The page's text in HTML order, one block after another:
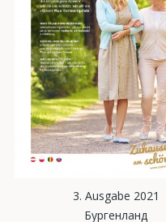
3. Ausgabe 2021
Бургенланд